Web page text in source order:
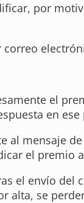
por
el
en
al mensaje
el premio
el envío
alta, se